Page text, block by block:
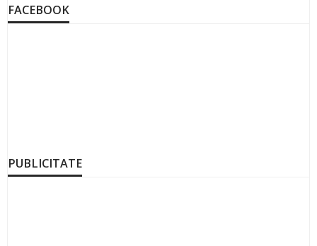
FACEBOOK
PUBLICITATE